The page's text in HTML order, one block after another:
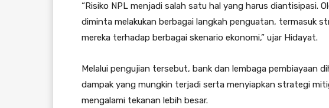
“Risiko NPL menjadi salah satu hal yang harus diantisipasi.
diminta melakukan berbagai langkah penguatan, termasuk
mereka terhadap berbagai skenario ekonomi,” ujar Hidayat.
Melalui pengujian tersebut, bank dan lembaga pembiayaan
dampak yang mungkin terjadi serta menyiapkan strategi
mengalami tekanan lebih besar.